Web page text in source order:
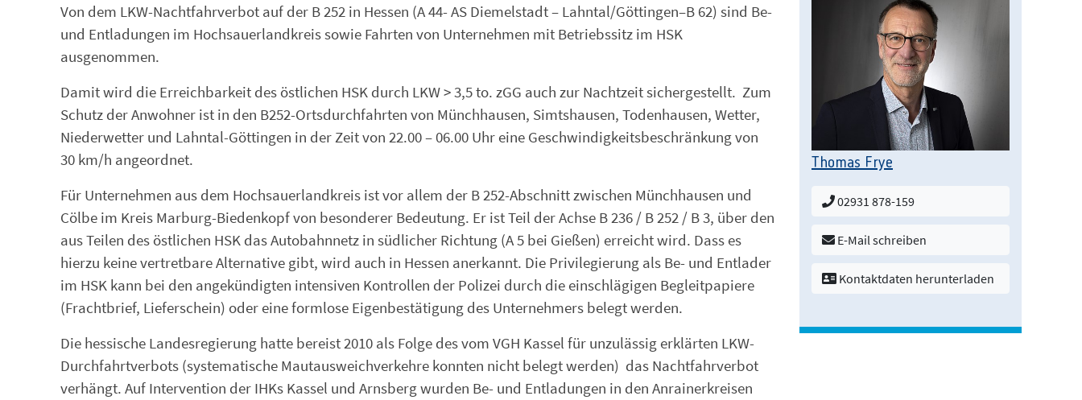
Von dem LKW-Nachtfahrverbot auf der B 252 in Hessen (A 44- AS Diemelstadt – Lahntal/Göttingen–B 62) sind Be-
und Entladungen im Hochsauerlandkreis sowie Fahrten von Unternehmen mit Betriebssitz im HSK
ausgenommen.
Damit wird die Erreichbarkeit des östlichen HSK durch LKW > 3,5 to. zGG auch zur Nachtzeit sichergestellt. Zum
Schutz der Anwohner ist in den B252-Ortsdurchfahrten von Münchhausen, Simtshausen, Todenhausen, Wetter,
Niederwetter und Lahntal-Göttingen in der Zeit von 22.00 – 06.00 Uhr eine Geschwindigkeitsbeschränkung von
30 km/h angeordnet.
Für Unternehmen aus dem Hochsauerlandkreis ist vor allem der B 252-Abschnitt zwischen Münchhausen und
Cölbe im Kreis Marburg-Biedenkopf von besonderer Bedeutung. Er ist Teil der Achse B 236 / B 252 / B 3, über den
aus Teilen des östlichen HSK das Autobahnnetz in südlicher Richtung (A 5 bei Gießen) erreicht wird. Dass es
hierzu keine vertretbare Alternative gibt, wird auch in Hessen anerkannt. Die Privilegierung als Be- und Entlader
im HSK kann bei den angekündigten intensiven Kontrollen der Polizei durch die einschlägigen Begleitpapiere
(Frachtbrief, Lieferschein) oder eine formlose Eigenbestätigung des Unternehmers belegt werden.
Die hessische Landesregierung hatte bereist 2010 als Folge des vom VGH Kassel für unzulässig erklärten LKW-
Durchfahrtverbots (systematische Mautausweichverkehre konnten nicht belegt werden) das Nachtfahrverbot
verhängt. Auf Intervention der IHKs Kassel und Arnsberg wurden Be- und Entladungen in den Anrainerkreisen
Thomas Frye
02931 878-159
E-Mail schreiben
Kontaktdaten herunterladen